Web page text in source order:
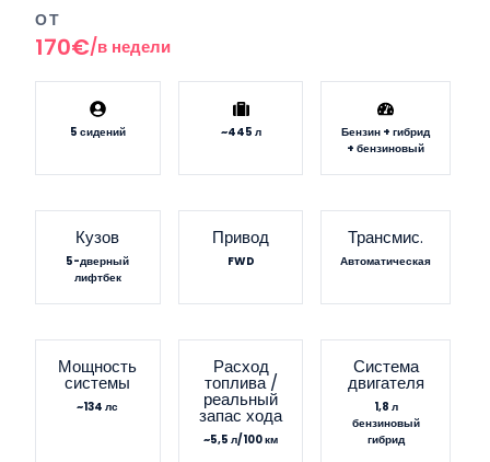
ОТ
170€/в недели
5 сидений ~445 л
Бензин + гибрид
+ бензиновый
Кузов
5-дверный
лифтбек
Привод
FWD
Трансмис.
Автоматическая
Мощность
системы
~134 лс
Расход
топлива /
реальный
запас хода
~5,5 л/100 км
Система
двигателя
1,8 л
бензиновый
гибрид